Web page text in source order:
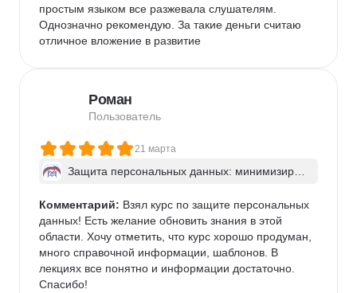
простым языком все разжевала слушателям.
Однозначно рекомендую. За такие деньги считаю
отличное вложение в развитие
Роман
Пользователь
21 марта
Защита персональных данных: минимизируе
Комментарий: Взял курс по защите персональных
данных! Есть желание обновить знания в этой
области. Хочу отметить, что курс хорошо продуман,
много справочной информации, шаблонов. В
лекциях все понятно и информации достаточно.
Спасибо!